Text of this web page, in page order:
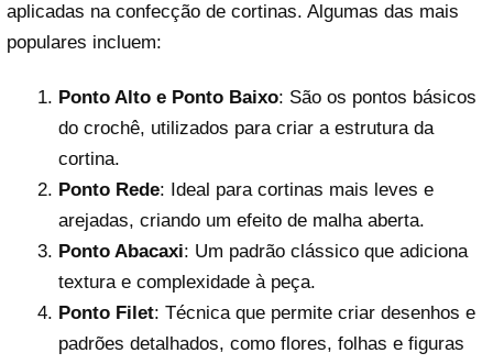
aplicadas na confecção de cortinas. Algumas das mais
populares incluem:
Ponto Alto e Ponto Baixo: São os pontos básicos
do crochê, utilizados para criar a estrutura da
cortina.
Ponto Rede: Ideal para cortinas mais leves e
arejadas, criando um efeito de malha aberta.
Ponto Abacaxi: Um padrão clássico que adiciona
textura e complexidade à peça.
Ponto Filet: Técnica que permite criar desenhos e
padrões detalhados, como flores, folhas e figuras